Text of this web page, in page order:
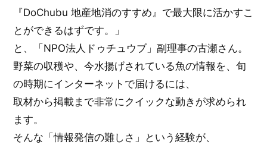
『DoChubu 地産地消のすすめ』で最大限に活かすこ
とができるはずです。」
と、「NPO法人ドゥチュウブ」副理事の古瀬さん。
野菜の収穫や、今水揚げされている魚の情報を、旬
の時期にインターネットで届けるには、
取材から掲載まで非常にクイックな動きが求められ
ます。
そんな「情報発信の難しさ」という経験が、